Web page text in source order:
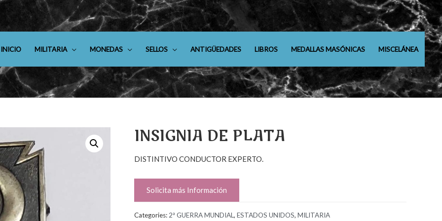
INICIO MILITARIA MONEDAS SELLOS ANTIGÜEDADES LIBROS MEDALLAS MASÓNICAS MISCELÁNEA
INSIGNIA DE PLATA
DISTINTIVO CONDUCTOR EXPERTO.
Solicita más Información
Categories: 2ª GUERRA MUNDIAL, ESTADOS UNIDOS, MILITARIA